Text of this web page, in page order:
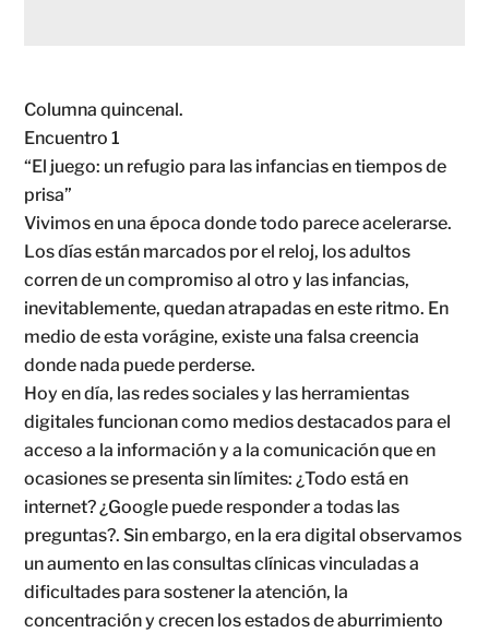
Columna quincenal.
Encuentro 1
“El juego: un refugio para las infancias en tiempos de
prisa”
Vivimos en una época donde todo parece acelerarse.
Los días están marcados por el reloj, los adultos
corren de un compromiso al otro y las infancias,
inevitablemente, quedan atrapadas en este ritmo. En
medio de esta vorágine, existe una falsa creencia
donde nada puede perderse.
Hoy en día, las redes sociales y las herramientas
digitales funcionan como medios destacados para el
acceso a la información y a la comunicación que en
ocasiones se presenta sin límites: ¿Todo está en
internet? ¿Google puede responder a todas las
preguntas?. Sin embargo, en la era digital observamos
un aumento en las consultas clínicas vinculadas a
dificultades para sostener la atención, la
concentración y crecen los estados de aburrimiento